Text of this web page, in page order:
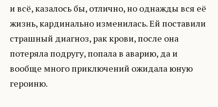
и всё, казалось бы, отлично, но однажды вся её
жизнь, кардинально изменилась. Ей поставили
страшный диагноз, рак крови, после она
потеряла подругу, попала в аварию, да и
вообще много приключений ожидала юную
героиню.